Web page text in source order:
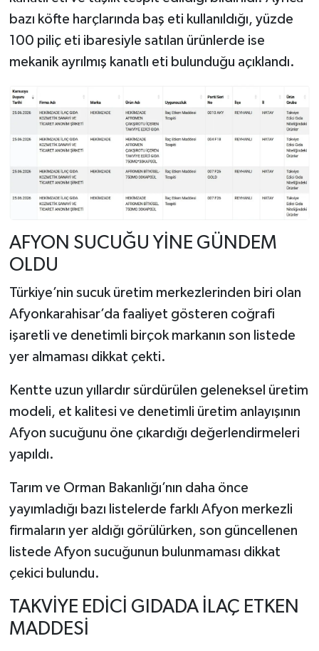
bazı köfte harçlarında baş eti kullanıldığı, yüzde
100 piliç eti ibaresiyle satılan ürünlerde ise
mekanik ayrılmış kanatlı eti bulunduğu açıklandı.
AFYON SUCUĞU YİNE GÜNDEM
OLDU
Türkiye’nin sucuk üretim merkezlerinden biri olan
Afyonkarahisar’da faaliyet gösteren coğrafi
işaretli ve denetimli birçok markanın son listede
yer almaması dikkat çekti.
Kentte uzun yıllardır sürdürülen geleneksel üretim
modeli, et kalitesi ve denetimli üretim anlayışının
Afyon sucuğunu öne çıkardığı değerlendirmeleri
yapıldı.
Tarım ve Orman Bakanlığı’nın daha önce
yayımladığı bazı listelerde farklı Afyon merkezli
firmaların yer aldığı görülürken, son güncellenen
listede Afyon sucuğunun bulunmaması dikkat
çekici bulundu.
TAKVİYE EDİCİ GIDADA İLAÇ ETKEN
MADDESİ